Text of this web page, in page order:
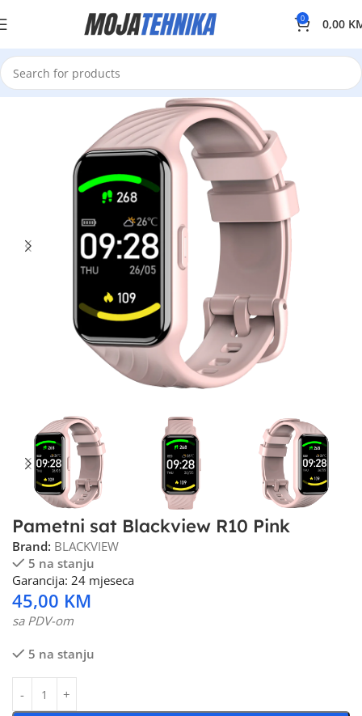
0 0,00
Pametni sat Blackview R10 Pink
Brand: BLACKVIEW
5 na stanju
Garancija: 24 mjeseca
45,00 KM
sa PDV-om
5 na stanju